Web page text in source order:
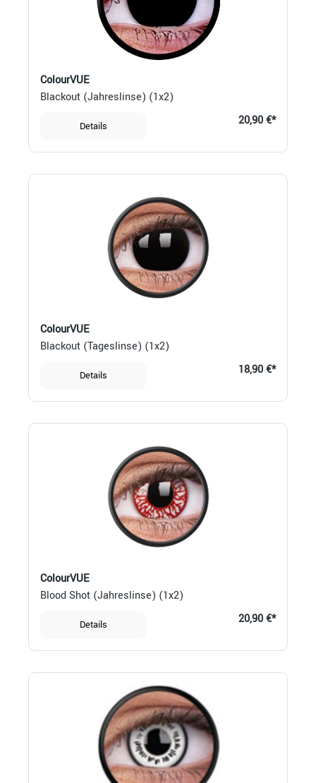
ColourVUE
Blackout (Jahreslinse) (1x2)
Details 20,90 €*
ColourVUE
Blackout (Tageslinse) (1x2)
Details 18,90 €*
ColourVUE
Blood Shot (Jahreslinse) (1x2)
Details 20,90 €*